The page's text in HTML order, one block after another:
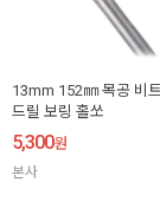
13mm 152㎜ 목공 비
드릴 보링 홀쏘
5,300원
본사